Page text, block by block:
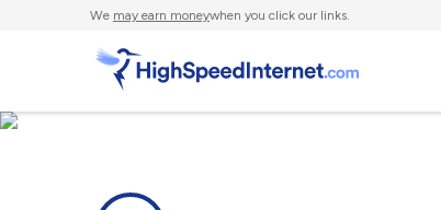
We may earn moneywhen you click our links.